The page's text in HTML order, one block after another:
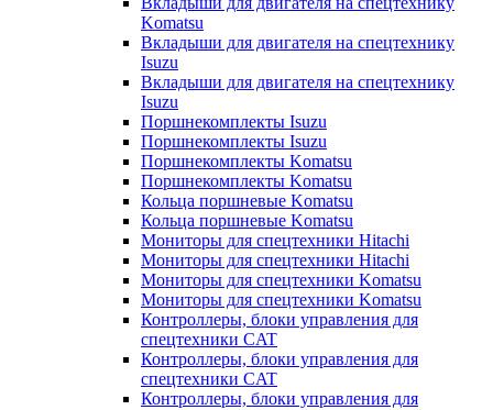
Komatsu
Вкладыши для двигателя на спецтехнику
Isuzu
Вкладыши для двигателя на спецтехнику
Isuzu
Поршнекомплекты Isuzu
Поршнекомплекты Isuzu
Поршнекомплекты Komatsu
Поршнекомплекты Komatsu
Кольца поршневые Komatsu
Кольца поршневые Komatsu
Мониторы для спецтехники Hitachi
Мониторы для спецтехники Hitachi
Мониторы для спецтехники Komatsu
Мониторы для спецтехники Komatsu
Контроллеры, блоки управления для
спецтехники CAT
Контроллеры, блоки управления для
спецтехники CAT
Контроллеры, блоки управления для